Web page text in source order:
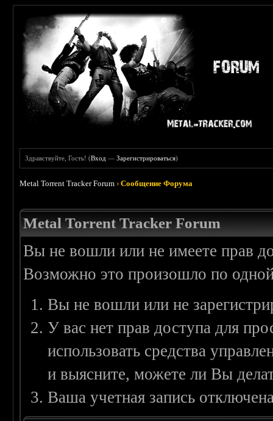
Здравствуйте, Гость! (Вход —Зарегистрироваться)
Metal Torrent Tracker Forum ›Сообщение Форума
Metal Torrent Tracker Forum
Вы не вошли или не имеете прав
Возможно это произошло по
Вы не вошли или не
У вас нет прав доступа для
использовать средства
и выясните, можете ли Вы
Ваша учетная запись